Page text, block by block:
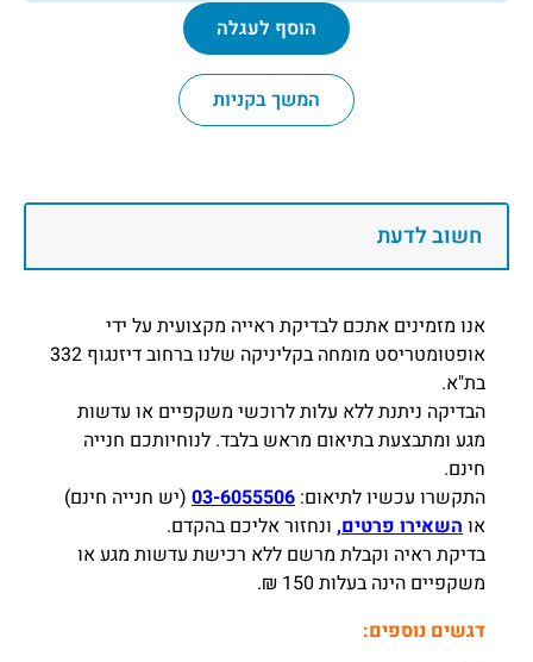
הוסף לעגלה
המשך בקניות
חשוב לדעת
אנו מזמינים אתכם לבדיקת ראייה מקצועית על ידי
אופטומטריסט מומחה בקליניקה שלנו ברחוב דיזנגוף 332
בת"א.
הבדיקה ניתנת ללא עלות לרוכשי משקפיים או עדשות
מגע ומתבצעת בתיאום מראש בלבד. לנוחיותכם חנייה
חינם.
התקשרו עכשיו לתיאום: 03-6055506 (יש חנייה חינם)
אוהשאירו פרטים, ונחזור אליכם בהקדם.
בדיקת ראיה וקבלת מרשם ללא רכישת עדשות מגע או
משקפיים הינה בעלות 150 ₪.
דגשים נוספים: